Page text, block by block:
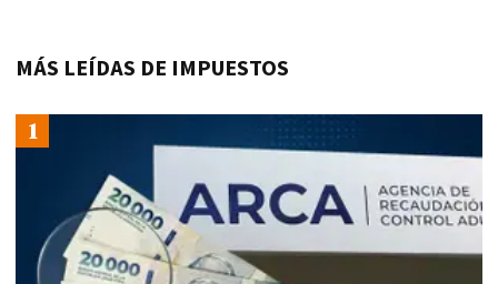
MÁS LEÍDAS DE IMPUESTOS